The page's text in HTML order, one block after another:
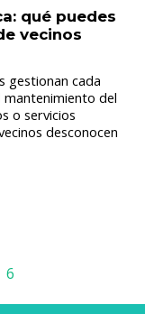
qué puedes
vecinos
gestionan cada
mantenimiento del
o servicios
desconocen
6